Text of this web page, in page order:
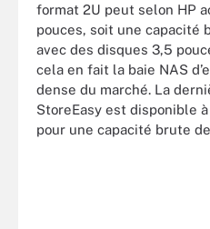
format 2U peut selon HP
pouces, soit une capacité
avec des disques 3,5
cela en fait la baie NAS
dense du marché. La
StoreEasy est disponible
pour une capacité brute